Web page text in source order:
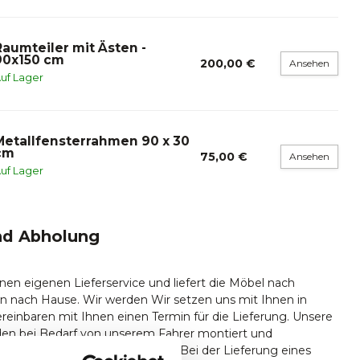
mit Ästen -
cm
Lager
200,00 € Ansehen
90 x 30
Lager
75,00 € Ansehen
Abholung
eigenen Lieferservice und liefert die Möbel nach
nach Hause. Wir werden Wir setzen uns mit Ihnen in
mit Ihnen einen Termin für die Lieferung. Unsere
bei Bedarf von unserem Fahrer montiert und
erfolgen nur ebenerdig. Bei der Lieferung eines